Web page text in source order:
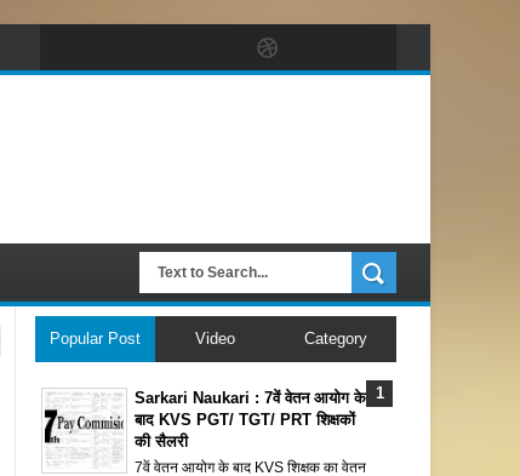
Popular Post Video Category
Sarkari Naukari : 7वें वेतन आयोग के
बाद KVS PGT/ TGT/ PRT शिक्षकों
की सैलरी
7वें वेतन आयोग के बाद KVS शिक्षक का वेतन